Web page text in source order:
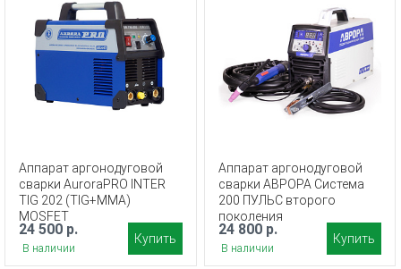
Аппарат аргонодуговой
сварки AuroraPRO INTER
TIG 202 (TIG+MMA)
MOSFET
24 500 р.
В наличии
Купить
Аппарат аргонодуговой
сварки АВРОРА Система
200 ПУЛЬС второго
поколения
24 800 р.
В наличии
Купить